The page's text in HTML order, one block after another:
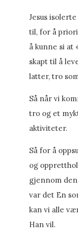
Jesus
til, for å
å kunne si
skapt til å
latter, tro
Så når vi
tro og et
aktiviteter.
Så for å
og
gjennom
var det En
kan vi alle
Han vil.